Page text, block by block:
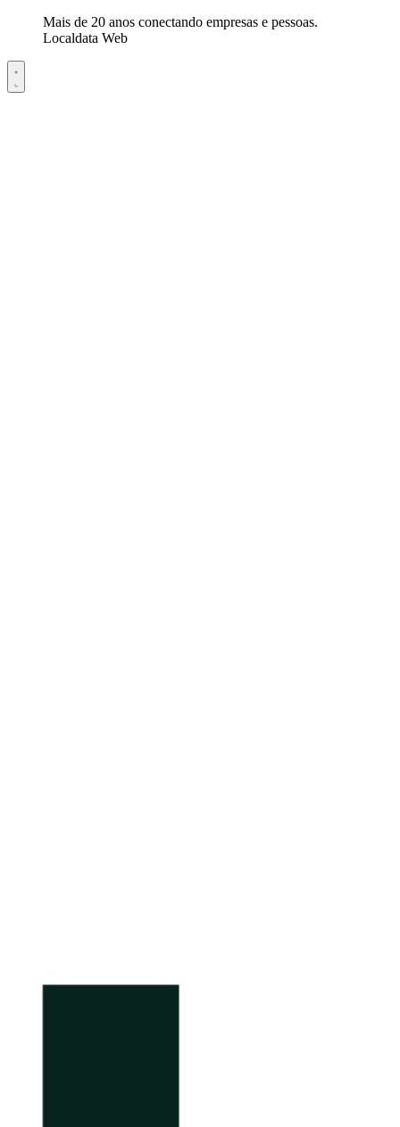
Mais de 20 anos conectando empresas e pessoas.
Localdata Web